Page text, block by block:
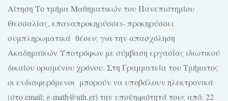
Αίτηση Το τμήμα Μαθηματικών του Πανεπιστημίου
Θεσσαλίας, επαναπροκηρύσσει- προκηρύσσει
συμπληρωματικά θέσεις για την απασχόληση
Ακαδημαϊκών Υποτρόφων με σύμβαση εργασίας ιδιωτικού
δικαίου ορισμένου χρόνου. Στη Γραμματεία του Τμήματος
οι ενδιαφερόμενοι μπορούν να υποβάλουν ηλεκτρονικά
(στο email: g-math@uth.gr) την υποψηφιότητά τους από: 22